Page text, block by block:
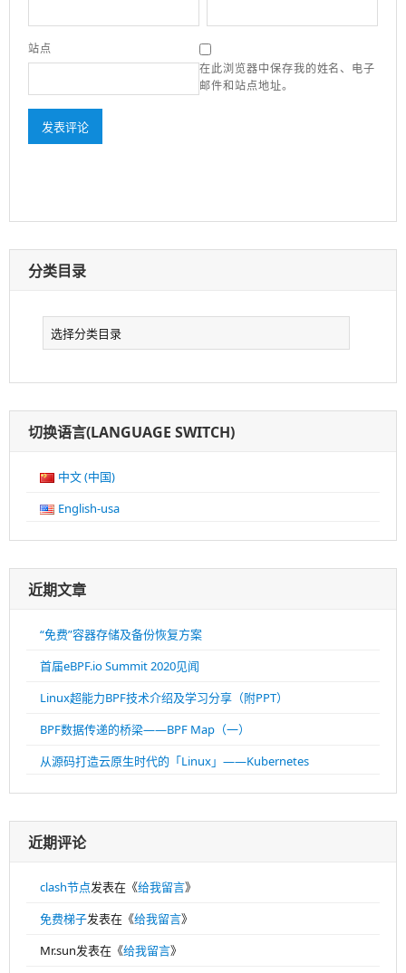
站点
在此浏览器中保存我的姓名、电子
邮件和站点地址。
分类目录
切换语言(LANGUAGE SWITCH)
中文 (中国)
English-usa
近期文章
“免费”容器存储及备份恢复方案
首届eBPF.io Summit 2020见闻
Linux超能力BPF技术介绍及学习分享（附PPT）
BPF数据传递的桥梁——BPF Map（一）
从源码打造云原生时代的「Linux」——Kubernetes
近期评论
clash节点发表在《给我留言》
免费梯子发表在《给我留言》
Mr.sun发表在《给我留言》